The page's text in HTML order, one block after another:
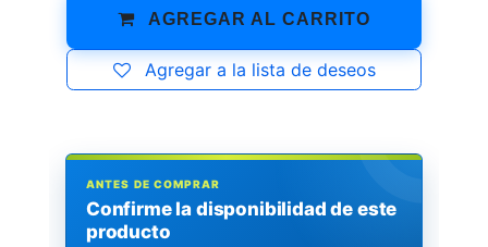
AGREGAR AL CARRITO
Agregar a la lista de deseos
ANTES DE COMPRAR
Confirme la disponibilidad de este
producto